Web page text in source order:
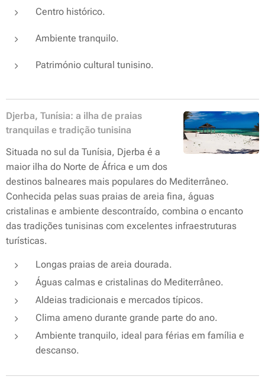
Centro histórico.
Ambiente tranquilo.
Património cultural tunisino.
Djerba, Tunísia: a ilha de praias
tranquilas e tradição tunisina
Situada no sul da Tunísia, Djerba é a
maior ilha do Norte de África e um dos
destinos balneares mais populares do Mediterrâneo.
Conhecida pelas suas praias de areia fina, águas
cristalinas e ambiente descontraído, combina o encanto
das tradições tunisinas com excelentes infraestruturas
turísticas.
Longas praias de areia dourada.
Águas calmas e cristalinas do Mediterrâneo.
Aldeias tradicionais e mercados típicos.
Clima ameno durante grande parte do ano.
Ambiente tranquilo, ideal para férias em família e
descanso.